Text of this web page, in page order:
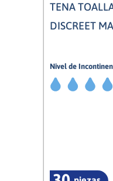
TENA
DISCREET
Nivel de
4/5